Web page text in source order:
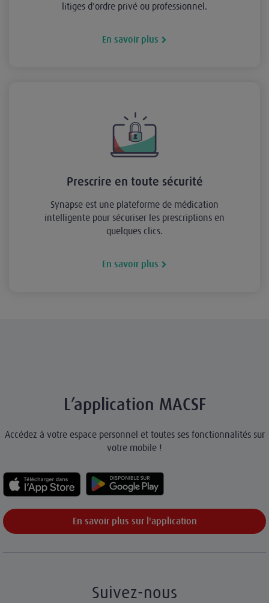
litiges d'ordre privé ou professionnel.
En savoir plus
Prescrire en toute sécurité
Synapse est une plateforme de médication
intelligente pour sécuriser les prescriptions en
quelques clics.
En savoir plus
L’application MACSF
Accédez à votre espace personnel et toutes ses fonctionnalités sur
votre mobile !
En savoir plus sur l'application
Suivez-nous